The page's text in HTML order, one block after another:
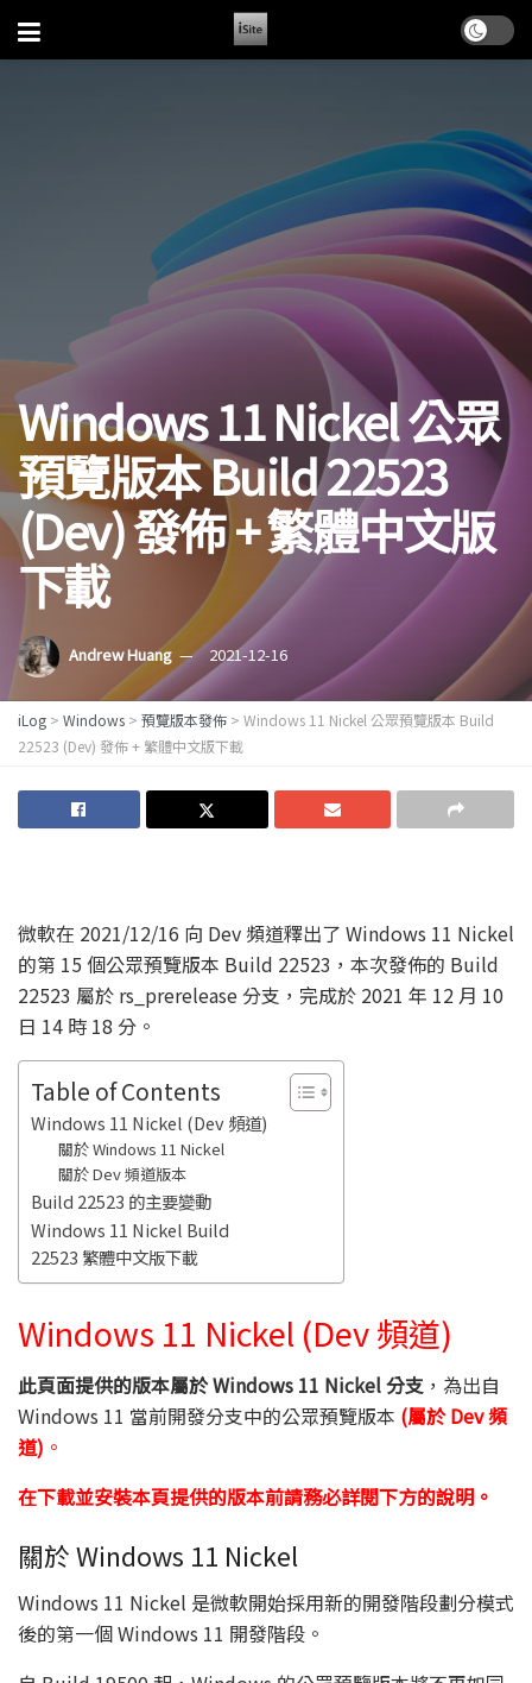
Windows 11 Nickel 公眾
預覽版本 Build 22523
(Dev) 發佈 + 繁體中文版
下載
Andrew Huang 2021-12-16
iLog > Windows > 預覽版本發佈 > Windows 11 Nickel 公眾預覽版本 Build
22523 (Dev) 發佈 + 繁體中文版下載
微軟在 2021/12/16 向 Dev 頻道釋出了 Windows 11 Nickel
的第 15 個公眾預覽版本 Build 22523，本次發佈的 Build
22523 屬於 rs_prerelease 分支，完成於 2021 年 12 月 10
日 14 時 18 分。
Table of Contents
Windows 11 Nickel (Dev 頻道)
關於 Windows 11 Nickel
關於 Dev 頻道版本
Build 22523 的主要變動
Windows 11 Nickel Build
22523 繁體中文版下載
Windows 11 Nickel (Dev 頻道)
此頁面提供的版本屬於 Windows 11 Nickel 分支 ，為出自
Windows 11 當前開發分支中的公眾預覽版本 (屬於 Dev 頻
道) 。
在下載並安裝本頁提供的版本前請務必詳閱下方的說明。
關於 Windows 11 Nickel
Windows 11 Nickel 是微軟開始採用新的開發階段劃分模式
後的第一個 Windows 11 開發階段。